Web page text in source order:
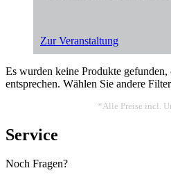
Zur Veranstaltung
Es wurden keine Produkte
entsprechen. Wählen Sie andere
*Alle Preise incl.
Service
Noch Fragen?